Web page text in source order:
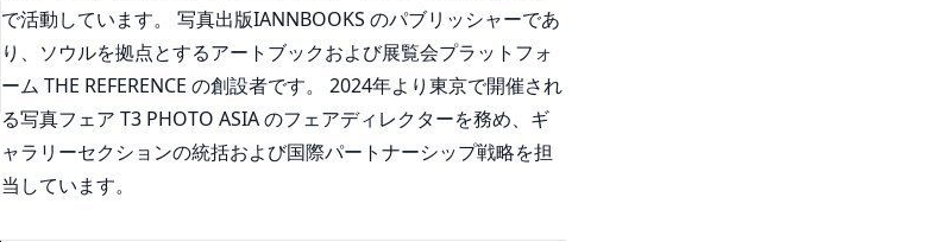
で活動しています。 写真出版IANNBOOKS のパブリッシャーであ
り、ソウルを拠点とするアートブックおよび展覧会プラットフォ
ーム THE REFERENCE の創設者です。 2024年より東京で開催され
る写真フェア T3 PHOTO ASIA のフェアディレクターを務め、ギ
ャラリーセクションの統括および国際パートナーシップ戦略を担
当しています。